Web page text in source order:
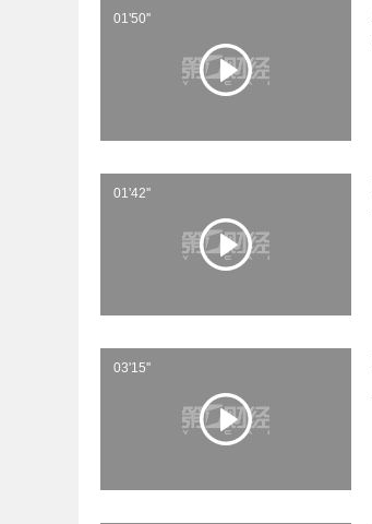
01'50''
01'42''
03'15''